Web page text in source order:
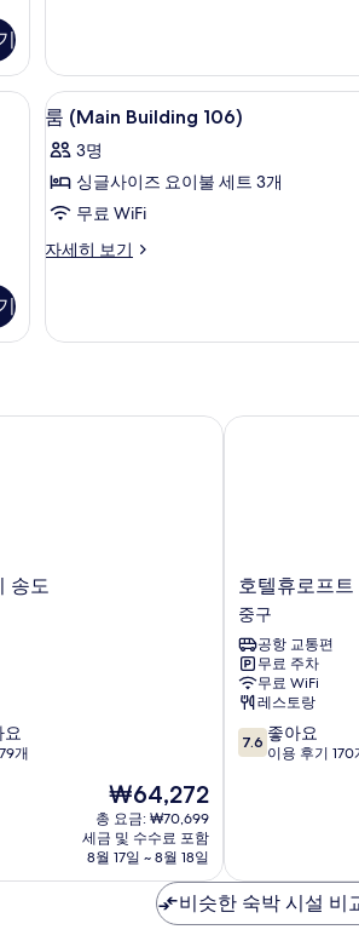
보
기
자
세
히
보
기
침대 시트
룸
(Main
Building
106)
사
진
보
룸 (Main
5
룸 (Main Building 106)
3명
싱글사이즈 요이불 세트 3개
무료 WiFi
자세히 보기
룸
자
기
송도
요
개
현
재
요
금
₩64,272
₩64,272
총 요금: ₩70,699
세금 및 수수료 포함
8월 17일 ~ 8월 18일
호
텔
휴
로
프
트
중
구
호텔휴로프트
중구
공항 교통편
무료 주차
무료 WiFi
레스토랑
10
점
좋
아
요,
7.6 좋아요
이용 후기 170
호텔휴로프트
비슷한 숙박 시설 비